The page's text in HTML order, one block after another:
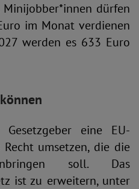
Minijobber*innen dürfen
im Monat verdienen
werden es 633 Euro
eine EU-
umsetzen, die die
soll. Das
ist zu erweitern, unter